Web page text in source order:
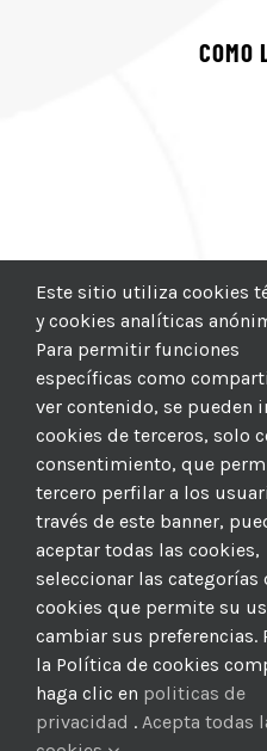
COMO
© 2012–2025 |CICIC|
MBAGIO.COM
| Todos
FacebookTwitter
Este sitio utiliza cookies
y cookies analíticas
Para permitir funciones
específicas como
ver contenido, se pueden
cookies de terceros, solo
consentimiento, que
tercero perfilar a los
través de este banner,
aceptar todas las cookies,
seleccionar las categorías
cookies que permite su
cambiar sus preferencias.
la Política de cookies
haga clic en politicas de
privacidad . Acepta todas